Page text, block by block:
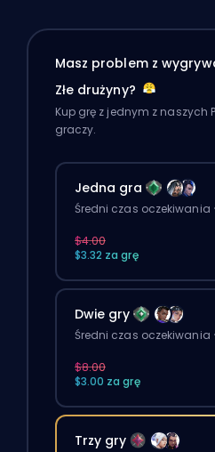
Masz problem z
Złe drużyny?
Kup grę z jednym z naszych
graczy.
Jedna gra
Średni czas oczekiwania
$4.00
$3.32 za grę
Dwie gry
Średni czas oczekiwania
$8.00
$3.00 za grę
Trzy gry